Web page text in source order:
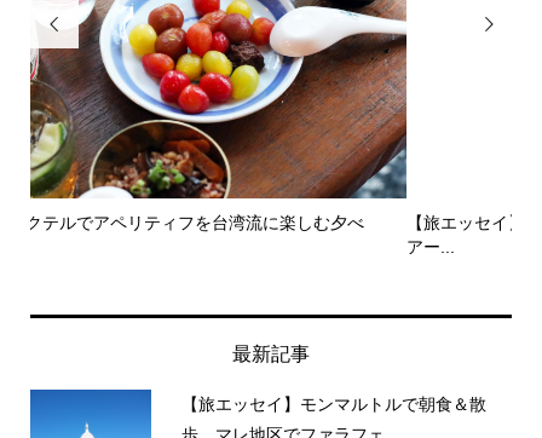

【旅エッセイ】素敵なマレ地区観光 ポンピドゥ・センターで

【旅エッセイ】モンマルトルで朝食＆散